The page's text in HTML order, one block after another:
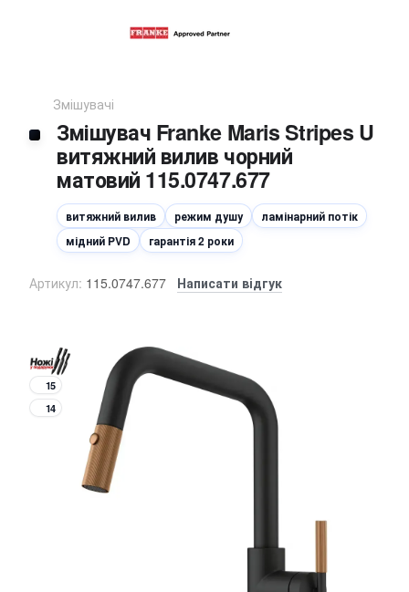
Змішувачі
Змішувач Franke Maris Stripes U
витяжний вилив чорний
матовий 115.0747.677
витяжний вилив режим душу
ламінарний потік
мідний PVD
гарантія 2 роки
Артикул: 115.0747.677 Написати відгук
15
14